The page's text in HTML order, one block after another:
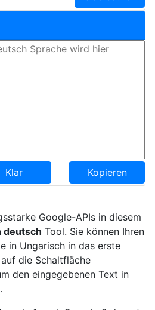
Klar Kopieren
Google-APIs in diesem
deutsch Tool. Sie können Ihren
in Ungarisch in das erste
die Schaltfläche
den eingegebenen Text in